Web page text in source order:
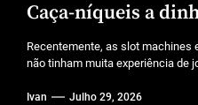
Caça-níqueis a
Recentemente, as slot machines
não tinham muita experiência de
Ivan Julho 29, 2026